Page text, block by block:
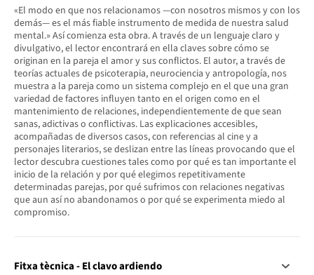
«El modo en que nos relacionamos —con nosotros mismos y con los
demás— es el más fiable instrumento de medida de nuestra salud
mental.» Así comienza esta obra. A través de un lenguaje claro y
divulgativo, el lector encontrará en ella claves sobre cómo se
originan en la pareja el amor y sus conflictos. El autor, a través de
teorías actuales de psicoterapia, neurociencia y antropología, nos
muestra a la pareja como un sistema complejo en el que una gran
variedad de factores influyen tanto en el origen como en el
mantenimiento de relaciones, independientemente de que sean
sanas, adictivas o conflictivas. Las explicaciones accesibles,
acompañadas de diversos casos, con referencias al cine y a
personajes literarios, se deslizan entre las líneas provocando que el
lector descubra cuestiones tales como por qué es tan importante el
inicio de la relación y por qué elegimos repetitivamente
determinadas parejas, por qué sufrimos con relaciones negativas
que aun así no abandonamos o por qué se experimenta miedo al
compromiso.
Fitxa tècnica - El clavo ardiendo